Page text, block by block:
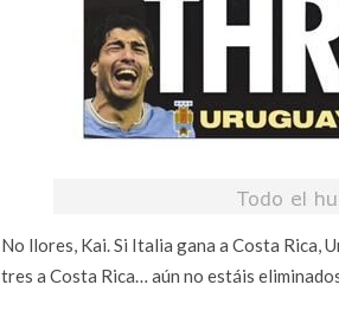
No llores, Kai. Si Italia gana a Costa Rica,
tres a Costa Rica… aún no estáis